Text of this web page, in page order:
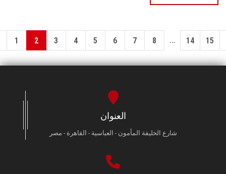
1 2 3 4 5 6 7 8 ... 14 15
العنوان
شارع الخليفة المأمون - العباسية - القاهرة - مصر